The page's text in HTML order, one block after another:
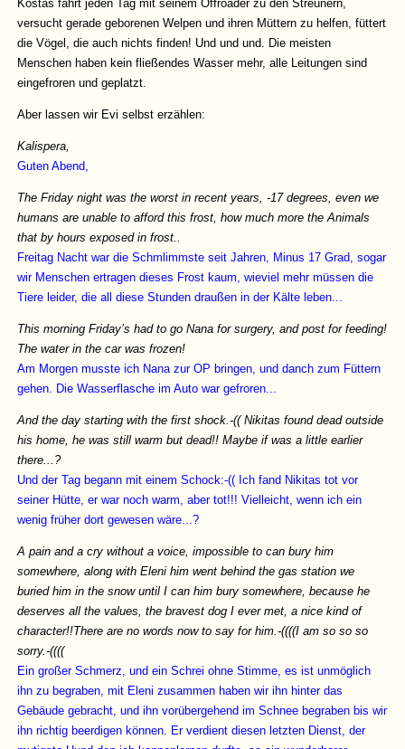
Kostas fährt jeden Tag mit seinem Offroader zu den Streunern,
versucht gerade geborenen Welpen und ihren Müttern zu helfen, füttert
die Vögel, die auch nichts finden! Und und und. Die meisten
Menschen haben kein fließendes Wasser mehr, alle Leitungen sind
eingefroren und geplatzt.
Aber lassen wir Evi selbst erzählen:
Kalispera,
Guten Abend,
The Friday night was the worst in recent years, -17 degrees, even we
humans are unable to afford this frost, how much more the Animals
that by hours exposed in frost..
Freitag Nacht war die Schmlimmste seit Jahren, Minus 17 Grad, sogar
wir Menschen ertragen dieses Frost kaum, wieviel mehr müssen die
Tiere leider, die all diese Stunden draußen in der Kälte leben...
This morning Friday’s had to go Nana for surgery, and post for feeding!
The water in the car was frozen!
Am Morgen musste ich Nana zur OP bringen, und danch zum Füttern
gehen. Die Wasserflasche im Auto war gefroren...
And the day starting with the first shock.-(( Nikitas found dead outside
his home, he was still warm but dead!! Maybe if was a little earlier
there...?
Und der Tag begann mit einem Schock:-(( Ich fand Nikitas tot vor
seiner Hütte, er war noch warm, aber tot!!! Vielleicht, wenn ich ein
wenig früher dort gewesen wäre...?
A pain and a cry without a voice, impossible to can bury him
somewhere, along with Eleni him went behind the gas station we
buried him in the snow until I can him bury somewhere, because he
deserves all the values, the bravest dog I ever met, a nice kind of
character!!There are no words now to say for him.-((((I am so so so
sorry.-((((
Ein großer Schmerz, und ein Schrei ohne Stimme, es ist unmöglich
ihn zu begraben, mit Eleni zusammen haben wir ihn hinter das
Gebäude gebracht, und ihn vorübergehend im Schnee begraben bis wir
ihn richtig beerdigen können. Er verdient diesen letzten Dienst, der